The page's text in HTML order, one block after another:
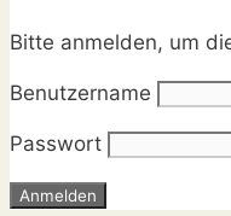
Bitte anmelden, um
Benutzername
Passwort